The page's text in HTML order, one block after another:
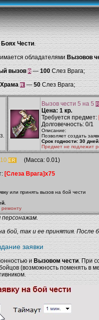
Боях Чести.
обладателямиВызовов
вызов R — 100Слез Врага;
R — 50Слез Врага;
Вызов чести 5 на 5 R
Цена: 1 кр.
Требуется предмет:
Долговечность: 0/1
Описание:
Позволяет создать
Срок годности: 30 дней.
Предмет не подлежит
ER
(Масса: 0.01)
[Слеза Врага]x75
или принять вызов на бой чести
бой, так и ее принятия. После
заявки
и Вызовом чести. При
(возможность поменять в